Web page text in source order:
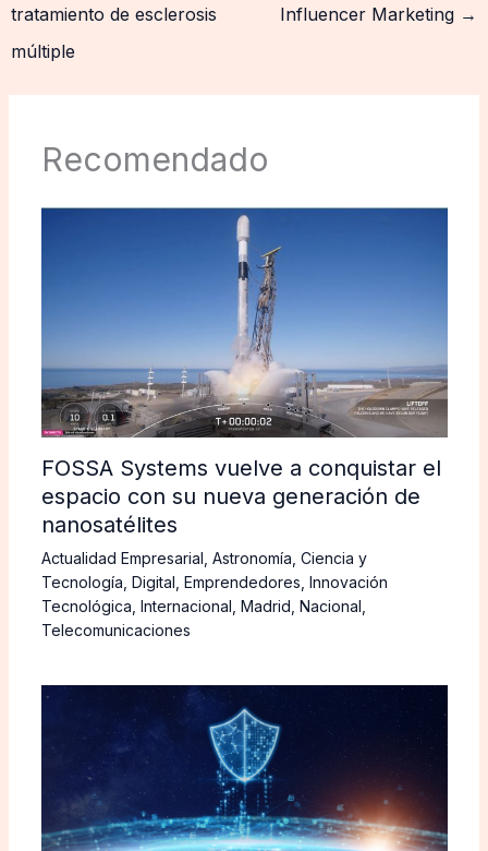
tratamiento de esclerosis
múltiple
Influencer Marketing →
Recomendado
FOSSA Systems vuelve a conquistar el
espacio con su nueva generación de
nanosatélites
Actualidad Empresarial Astronomía Ciencia y
Tecnología Digital Emprendedores Innovación
Tecnológica Internacional Madrid Nacional
Telecomunicaciones